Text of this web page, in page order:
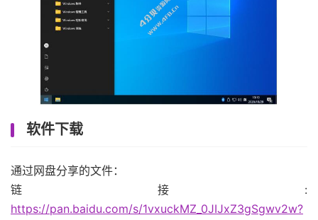
软件下载
通过网盘分享的文件：
链接:
https://pan.baidu.com/s/1vxuckMZ_0JIJxZ3gSgwv2w?